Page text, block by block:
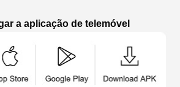
a aplicação de telemóvel